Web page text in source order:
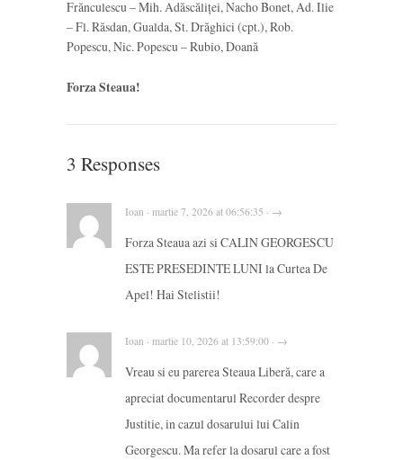
Frănculescu – Mih. Adăscăliței, Nacho Bonet, Ad. Ilie
– Fl. Răsdan, Gualda, St. Drăghici (cpt.), Rob.
Popescu, Nic. Popescu – Rubio, Doană
Forza Steaua!
3 Responses
Ioan · martie 7, 2026 at 06:56:35 · →
Forza Steaua azi si CALIN GEORGESCU
ESTE PRESEDINTE LUNI la Curtea De
Apel! Hai Stelistii!
Ioan · martie 10, 2026 at 13:59:00 · →
Vreau si eu parerea Steaua Liberă, care a
apreciat documentarul Recorder despre
Justitie, in cazul dosarului lui Calin
Georgescu. Ma refer la dosarul care a fost